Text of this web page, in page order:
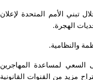
يعد تتويجا لمسار طويل من المفاوضات انطلق في 2016 من خلال تبني الأمم المتحدة لإعلان
الهجرة.
والنظامية.
السعي لمساعدة المهاجرين
مزيد من القنوات القانونية